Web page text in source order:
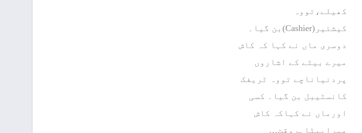
کھیلے،تووہ
کیشئیر(Cashier)بن گیا۔
دوسری ماں نے کہا کہ کاش
میرے بیٹے کے اشاروں
پردنیاناچے تووہ ٹریفک
کانسٹیبل بن گیا۔ کسی
اورماں نے کہاکہ کاش
میرابیٹاہروقت…